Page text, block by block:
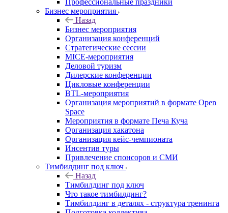
Профессиональные праздники
Бизнес мероприятия
Назад
Бизнес мероприятия
Организация конференций
Стратегические сессии
MICE-мероприятия
Деловой туризм
Дилерские конференции
Цикловые конференции
BTL-мероприятия
Организация мероприятий в формате Open
Space
Мероприятия в формате Печа Куча
Организация хакатона
Организация кейс-чемпионата
Инсентив туры
Привлечение спонсоров и СМИ
Тимбилдинг под ключ
Назад
Тимбилдинг под ключ
Что такое тимбилдинг?
Тимбилдинг в деталях - структура тренинга